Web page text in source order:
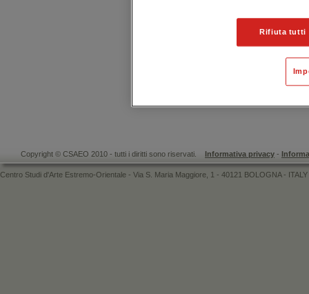
Copyright © CSAEO 2010 - tutti i diritti sono riservati. Informativa privacy -
Centro Studi d'Arte Estremo-Orientale - Via S. Maria Maggiore, 1 - 40121 BOLOGNA -
Rifiuta tutti